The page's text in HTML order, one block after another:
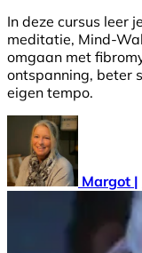
In deze cursus leer
meditatie, Mind-
omgaan met
ontspanning, beter
eigen tempo.
Margot |